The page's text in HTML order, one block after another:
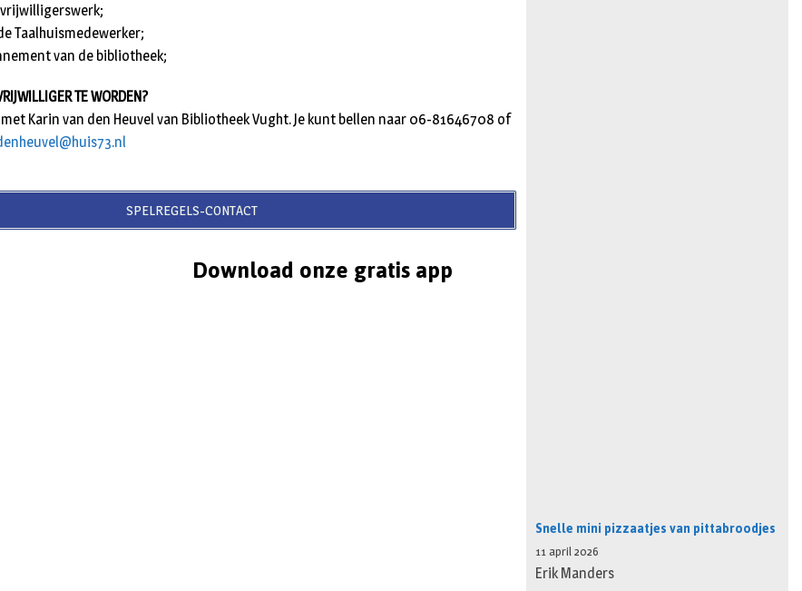
Taalhuismedewerker;
van de bibliotheek;
TE WORDEN?
Karin van den Heuvel van Bibliotheek Vught. Je kunt bellen naar 06-81646708 of
SPELREGELS-CONTACT
Download onze gratis app
Snelle mini pizzaatjes van pittabroodjes
11 april 2026
Erik Manders